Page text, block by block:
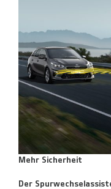
Mehr Sicherheit
Der